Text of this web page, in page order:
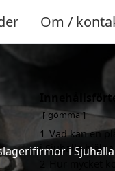
Om /
i
gömma
1 Vad kan en
i Sjuhalla
Hur mycket